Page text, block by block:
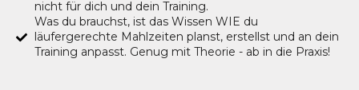
nicht für dich und dein Training.
Was du brauchst, ist das Wissen WIE du
läufergerechte Mahlzeiten planst, erstellst und an dein
Training anpasst. Genug mit Theorie - ab in die Praxis!